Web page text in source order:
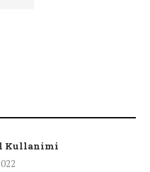
Kullanimi